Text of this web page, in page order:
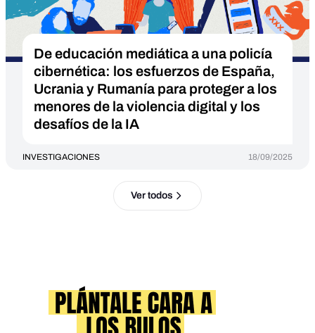
De educación mediática a una policía
cibernética: los esfuerzos de España,
Ucrania y Rumanía para proteger a los
menores de la violencia digital y los
desafíos de la IA
INVESTIGACIONES 18/09/2025
Ver todos